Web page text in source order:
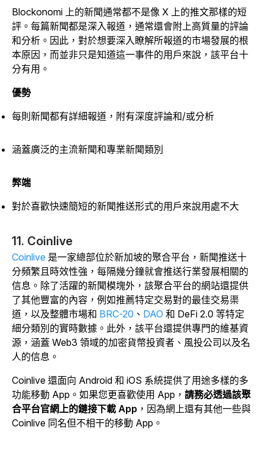
Blockonomi 上的新聞通常都不是像 X 上的推文那樣的短
評。每篇新聞都是深入報道，通常還會附上高質量的評論
和分析。因此，對於想要深入瞭解所報道的市場發展的根
本原因，而並非只是知道這一事件的用戶來說，該平台十
分有用。
優勢
每則新聞都有詳細報道，附有深度評論和/或分析
涵蓋廣泛的主流新聞和專業新聞類別
弊端
對於喜歡快速簡短的新聞推送形式的用戶來說用處不大
11. Coinlive
Coinlive 是一家總部位於新加坡的聚合平台，新聞推送十
分頻繁且時效性強，每隔幾分鐘就會推送行業發展相關的
信息。除了活躍的新聞模塊外，該聚合平台的網站還提供
了其他豐富的內容，例如推薦特定交易對的最佳交易渠
道，以及整體市場和 BRC-20 、 DAO 和 DeFi 2.0 等特定
細分類別的實時數據。此外，該平台還提供專門的維基資
源，涵蓋 Web3 領域的加密貨幣投資者、風投公司以及名
人的信息。
Coinlive 還面向 Android 和 iOS 系統提供了用途多樣的多
功能移動 App。如果您更喜歡使用 App， 請務必透過該聚
合平台官網上的鏈接下載 App ，因為網上還有其他一些與
Coinlive 同名但不相干的移動 App。